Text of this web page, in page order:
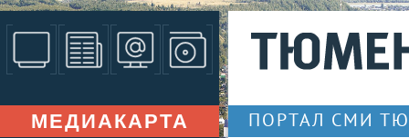
МЕДИАКАРТА ПОРТАЛ СМИ